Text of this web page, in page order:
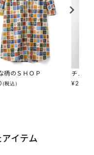
柄のＳＨＯＰ
(税込)
チュー
¥2,607
イテム